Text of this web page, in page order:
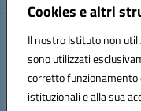
Cookies e altri
Il nostro Istituto non
sono utilizzati
corretto funzionamento
istituzionali e alla sua
Istituto Comprensivo Statale
Via Cupa Campanariello, 5
Tel. +39 0818834377 -
Email: